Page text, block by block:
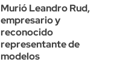
Murió Leandro Rud,
empresario y
reconocido
representante de
modelos